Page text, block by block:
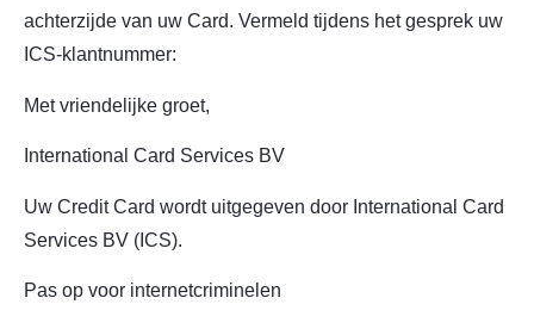
achterzijde van uw Card. Vermeld tijdens het gesprek uw
ICS-klantnummer:
Met vriendelijke groet,
International Card Services BV
Uw Credit Card wordt uitgegeven door International Card
Services BV (ICS).
Pas op voor internetcriminelen